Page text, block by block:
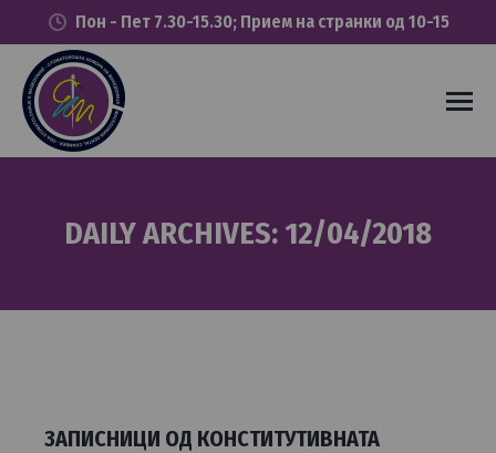
Пон - Пет 7.30-15.30; Прием на странки од 10-15
DAILY ARCHIVES: 12/04/2018
ЗАПИСНИЦИ ОД КОНСТИТУТИВНАТА